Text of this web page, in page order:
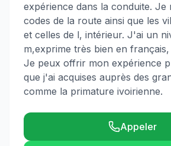
expérience dans la conduite. Je
codes de la route ainsi que les
et celles de l, intérieur. J'ai un
m,exprime très bien en
Je peux offrir mon expérience
que j'ai acquises auprès des
comme la primature ivoirienne.
Appeler